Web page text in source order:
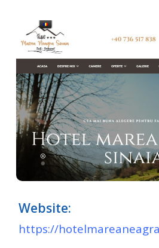
Website:
https://